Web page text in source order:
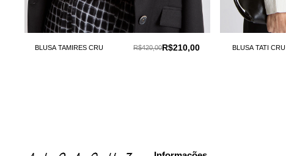
BLUSA TAMIRES CRU R$210,00
R$420,00 BLUSA TATI CRU